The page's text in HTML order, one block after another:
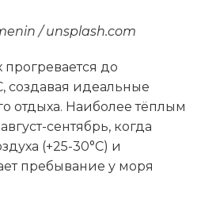
/ unsplash.com
прогревается до
создавая идеальные
отдыха. Наиболее тёплым
сентябрь, когда
(+25-30°C) и
пребывание у моря